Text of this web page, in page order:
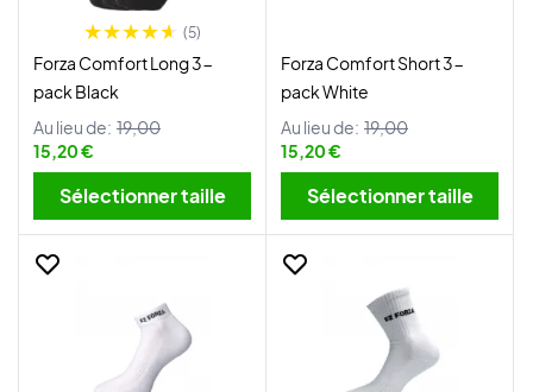
(5)
Forza Comfort Long 3-
pack Black
Au lieu de: 19,00
15,20 €
Sélectionner taille
Forza Comfort Short 3-
pack White
Au lieu de: 19,00
15,20 €
Sélectionner taille